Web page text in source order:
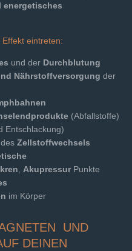
energetisches
eintreten:
und der Durchblutung
Nährstoffversorgung der
(Abfallstoffe)
Entschlackung)
Zellstoffwechsels
Akupressur Punkte
im Körper
UND
DEINEN